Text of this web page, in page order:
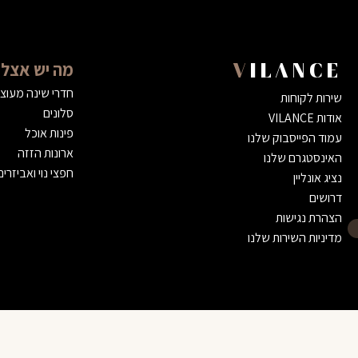
VILANCE
שירות לקוחות
אודות VILANCE
עמוד הפייסבוק שלנו
האינסטגרם שלנו
נציג אונליין
דרושים
הצהרת נגישות
מדיניות השירות שלנו
מה יש
חדרי שינה
סלונים
פינות אוכל
ארונות הזזה
חפצי נוי